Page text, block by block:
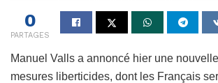
0
PARTAGES
Manuel Valls a annoncé hier une
mesures liberticides, dont les Français